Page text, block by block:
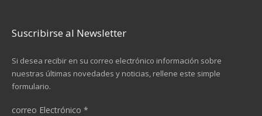
Suscribirse al Newsletter
Si desea recibir en su correo electrónico información sobre
nuestras últimas novedades y noticias, rellene este simple
formulario.
correo Electrónico *